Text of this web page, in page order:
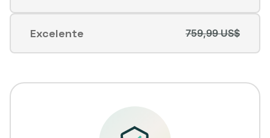
disponible
agotada
o
no
disponible
Excelente
Variante
agotada
no
759,99 US$